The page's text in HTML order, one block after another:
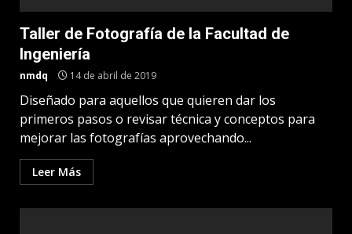
Taller de Fotografía de la Facultad de
Ingeniería
nmdq 14 de abril de 2019
Diseñado para aquellos que quieren dar los
primeros pasos o revisar técnica y conceptos para
mejorar las fotografías aprovechando...
Leer Más